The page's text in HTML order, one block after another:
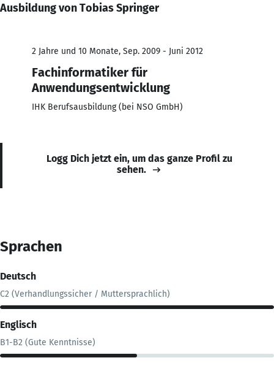
Ausbildung von Tobias Springer
2 Jahre und 10 Monate, Sep. 2009 - Juni 2012
Fachinformatiker für
Anwendungsentwicklung
IHK Berufsausbildung (bei NSO GmbH)
Logg Dich jetzt ein, um das ganze Profil zu
sehen.
Sprachen
Deutsch
C2 (Verhandlungssicher / Muttersprachlich)
Englisch
B1-B2 (Gute Kenntnisse)